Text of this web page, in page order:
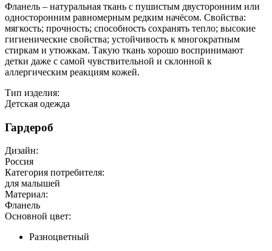
Фланель – натуральная ткань с пушистым двусторонним или
односторонним равномерным редким начёсом. Свойства:
мягкость; прочность; способность сохранять тепло; высокие
гигиенические свойства; устойчивость к многократным
стиркам и утюжкам. Такую ткань хорошо воспринимают
детки даже с самой чувствительной и склонной к
аллергическим реакциям кожей.
Тип изделия:
Детская одежда
Гардероб
Дизайн:
Россия
Категория потребителя:
для малышей
Материал:
Фланель
Основной цвет:
Разноцветный